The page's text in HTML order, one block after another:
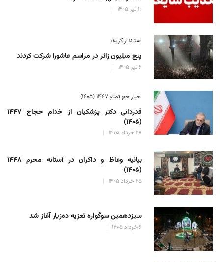
۱۰ تیر ۱۴۰۵
استاندار کربلا:
پنج میلیون زائر در مراسم عاشورا شرکت کردند
۶ تیر ۱۴۰۵
اخبار حج تمتع ۱۴۴۷ (۱۴۰۵)
قدردانی دکتر پزشکیان از خدام حجاج ۱۴۴۷
(۱۴۰۵)
۲۷ خرداد ۱۴۰۵
بیانیه وعاظ و ذاکران در آستانه محرم ۱۴۴۸
(۱۴۰۵)
۲۵ خرداد ۱۴۰۵
سیزدهمین سوگواره تعزیه ده‌زیار آغاز شد
۶ خرداد ۱۴۰۵